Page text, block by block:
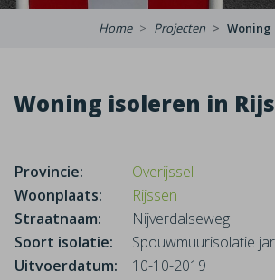
Home Projecten Woning
Woning isoleren in
Provincie:
Overijssel
Woonplaats:
Rijssen
Straatnaam:
Nijverdalseweg
Soort isolatie:
Spouwmuurisolatie
Uitvoerdatum:
10-10-2019